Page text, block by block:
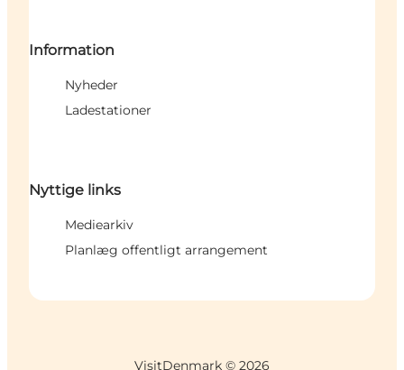
Information
Nyheder
Ladestationer
Nyttige links
Mediearkiv
Planlæg offentligt arrangement
VisitDenmark © 2026